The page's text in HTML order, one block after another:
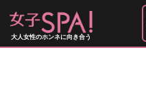
大人女性のホンネに向き合う